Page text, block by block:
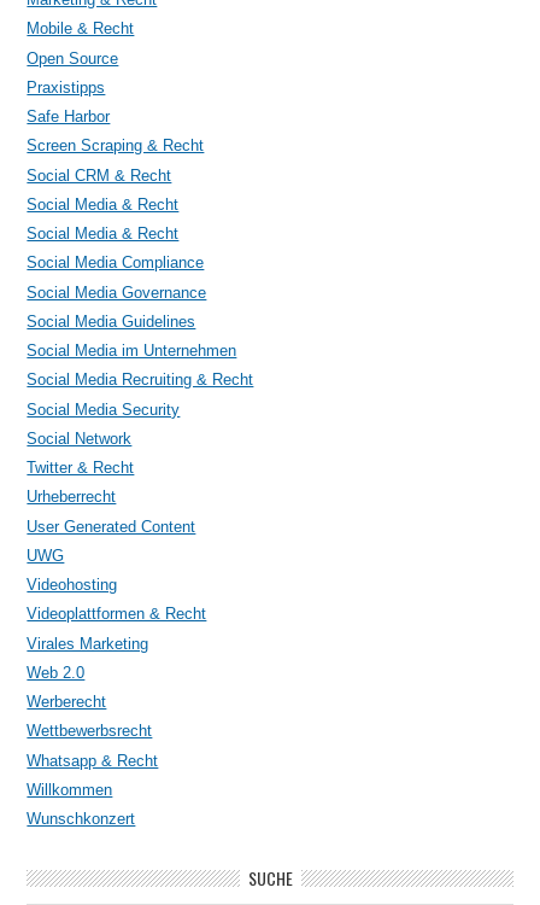
Mobile & Recht
Open Source
Praxistipps
Safe Harbor
Screen Scraping & Recht
Social CRM & Recht
Social Media & Recht
Social Media & Recht
Social Media Compliance
Social Media Governance
Social Media Guidelines
Social Media im Unternehmen
Social Media Recruiting & Recht
Social Media Security
Social Network
Twitter & Recht
Urheberrecht
User Generated Content
UWG
Videohosting
Videoplattformen & Recht
Virales Marketing
Web 2.0
Werberecht
Wettbewerbsrecht
Whatsapp & Recht
Willkommen
Wunschkonzert
SUCHE